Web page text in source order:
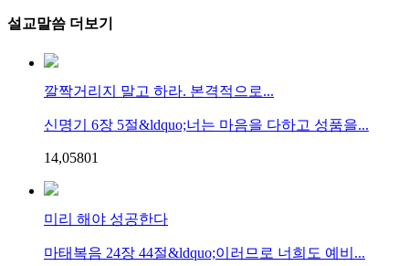
설교말씀 더보기
깔짝거리지 말고 하라. 본격적으로...
신명기 6장 5절&ldquo;너는 마음을 다하고 성품을...
14,05801
미리 해야 성공한다
마태복음 24장 44절&ldquo;이러므로 너희도 예비...